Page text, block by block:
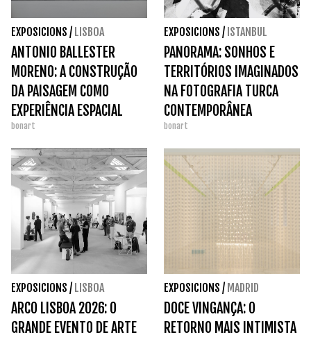
EXPOSICIONS / LISBOA
ANTONIO BALLESTER
MORENO: A CONSTRUÇÃO
DA PAISAGEM COMO
EXPERIÊNCIA ESPACIAL
bonart
EXPOSICIONS / ISTANBUL
PANORAMA: SONHOS E
TERRITÓRIOS IMAGINADOS
NA FOTOGRAFIA TURCA
CONTEMPORÂNEA
bonart
EXPOSICIONS / LISBOA
ARCO LISBOA 2026: O
GRANDE EVENTO DE ARTE
EXPOSICIONS / MADRID
DOCE VINGANÇA: O
RETORNO MAIS INTIMISTA